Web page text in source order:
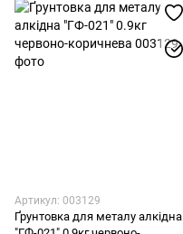
Артикул: 003129
Ґрунтовка для металу алкідна